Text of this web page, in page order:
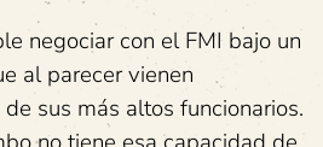
negociar con el FMI bajo un
al parecer vienen
sus más altos funcionarios.